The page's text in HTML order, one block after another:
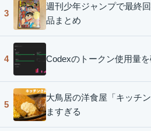
3
週刊少年ジャンプで最終
品まとめ
4 Codexのトークン使用量
5
大鳥居の洋食屋「キッチ
ますぎる